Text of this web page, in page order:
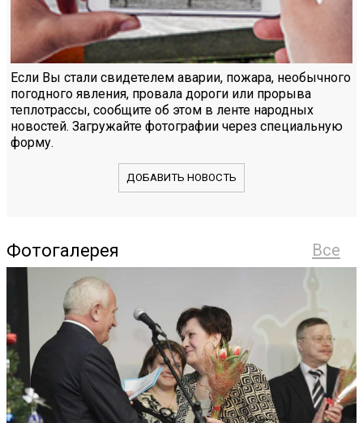
Если Вы стали свидетелем аварии, пожара, необычного
погодного явления, провала дороги или прорыва
теплотрассы, сообщите об этом в ленте народных
новостей. Загружайте фотографии через специальную
форму.
ДОБАВИТЬ НОВОСТЬ
Все
Фотогалерея